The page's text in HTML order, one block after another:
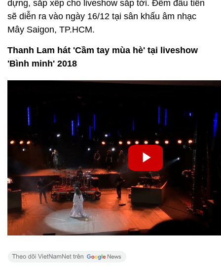
dựng, sắp xếp cho liveshow sắp tới. Đêm đầu tiên
sẽ diễn ra vào ngày 16/12 tại sân khấu âm nhạc
Mây Saigon, TP.HCM.
Thanh Lam hát 'Cầm tay mùa hè' tại liveshow
'Bình minh' 2018